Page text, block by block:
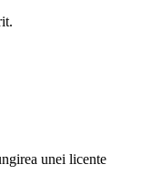
unei licente